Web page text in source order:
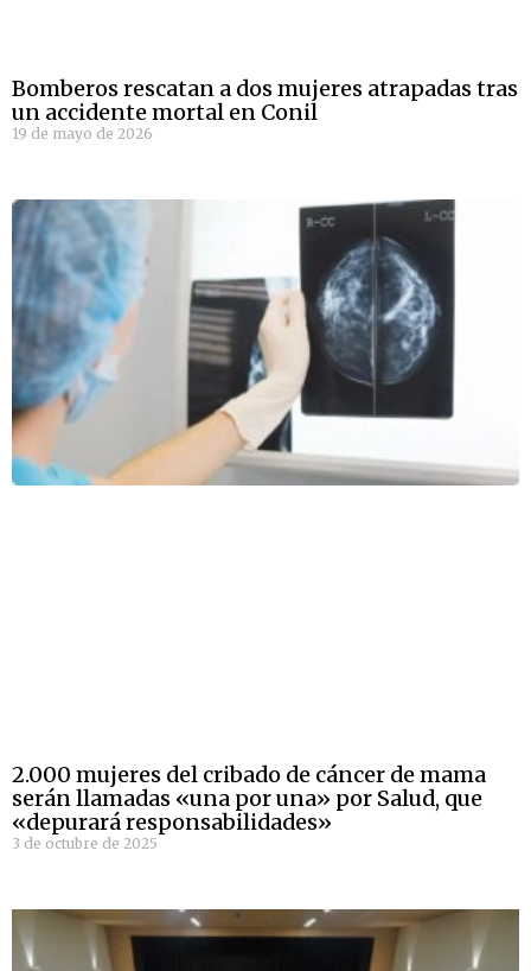
Bomberos rescatan a dos mujeres atrapadas tras
un accidente mortal en Conil
19 de mayo de 2026
2.000 mujeres del cribado de cáncer de mama
serán llamadas «una por una» por Salud, que
«depurará responsabilidades»
3 de octubre de 2025